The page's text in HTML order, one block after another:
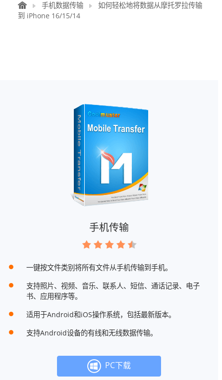
手机数据传输
如何轻松地将数据从摩托罗拉传输
到 iPhone 16/15/14
手机传输
一键按文件类别将所有文件从手机传输到手机。
支持照片、视频、音乐、联系人、短信、通话记录、电子
书、应用程序等。
适用于Android和iOS操作系统，包括最新版本。
支持Android设备的有线和无线数据传输。
PC下载